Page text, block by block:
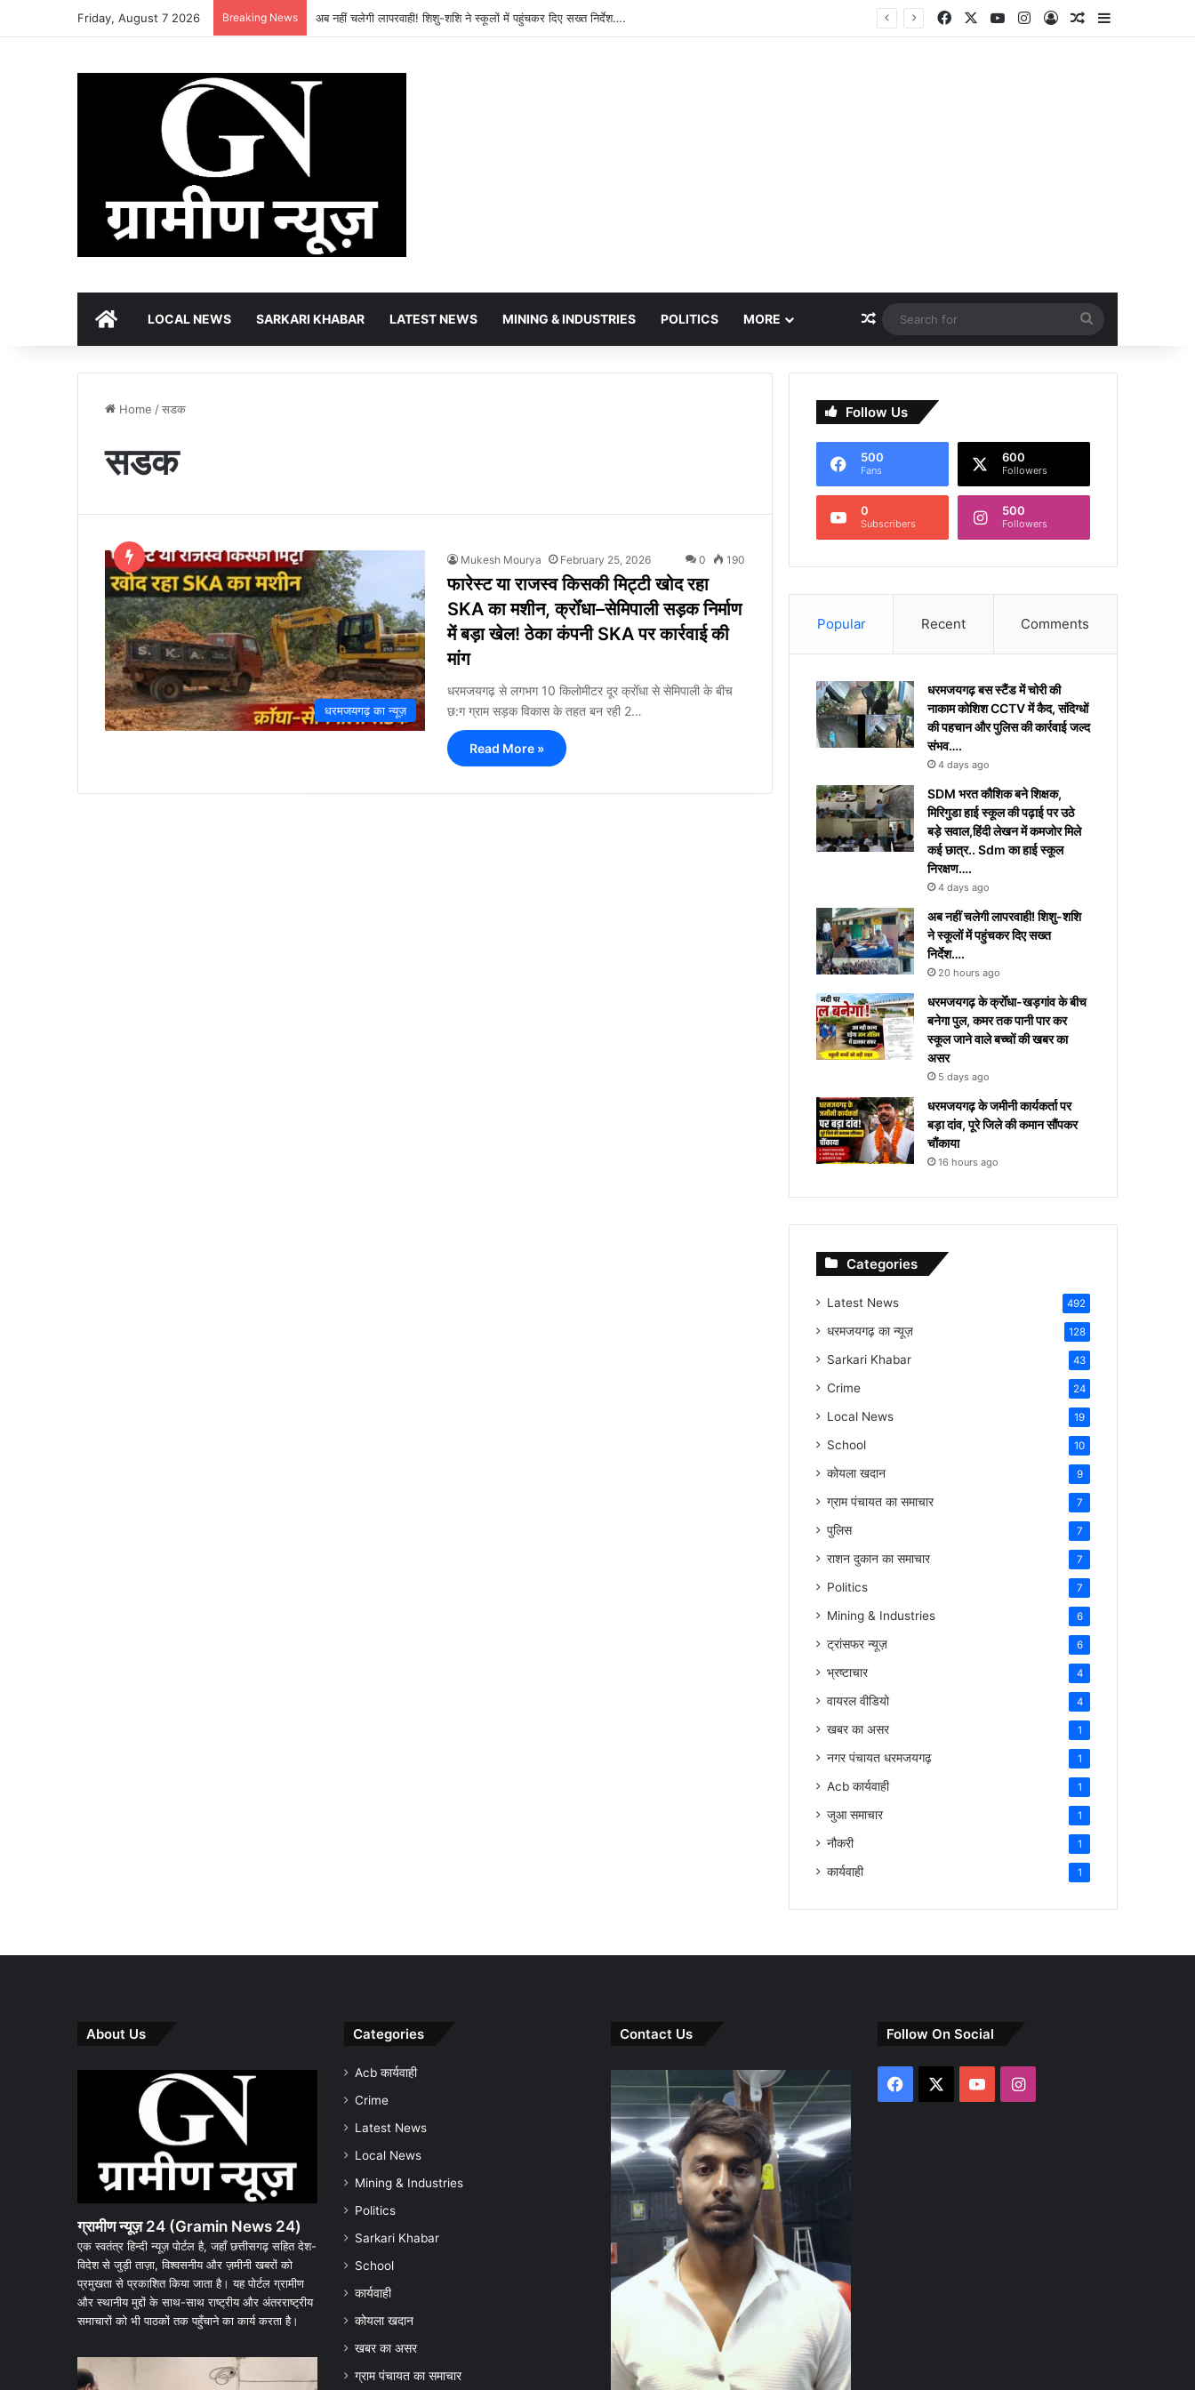
Friday, August 7 2026 Breaking News अब नहीं चलेगी लापरवाही! शिशु-शशि ने स्कूलों में पहुंचकर दिए सख्त निर्देश…. FacebookYouTubeInstagram
Log InRandom Article
Sidebar
HOMELOCAL NEWS SARKARI KHABAR LATEST NEWS MINING & INDUSTRIES POLITICS MORE Random Article
for
Home /सडक
सडक
धरमजयगढ़ का न्यूज़
Mukesh Mourya February 25, 2026 0 190
फारेस्ट या राजस्व किसकी मिट्टी खोद रहा
SKA का मशीन, क्रोँधा–सेमिपाली सड़क निर्माण
में बड़ा खेल! ठेका कंपनी SKA पर कार्रवाई की
मांग
धरमजयगढ़ से लगभग 10 किलोमीटर दूर क्रोँधा से सेमिपाली के बीच
छ:ग ग्राम सड़क विकास के तहत बन रही 2…
Read More »
Follow Us
500
Fans
600
Followers
0
Subscribers
500
Followers
Popular Recent Comments
धरमजयगढ़ बस स्टैंड में चोरी की
नाकाम कोशिश CCTV में कैद, संदिग्धों
की पहचान और पुलिस की कार्रवाई जल्द
संभव….
4 days ago
​SDM भरत कौशिक बने शिक्षक,
मिरिगुडा हाई स्कूल की पढ़ाई पर उठे
बड़े सवाल,हिंदी लेखन में कमजोर मिले
कई छात्र.. Sdm का हाई स्कूल
निरक्षण….
4 days ago
अब नहीं चलेगी लापरवाही! शिशु-शशि
ने स्कूलों में पहुंचकर दिए सख्त
निर्देश….
20 hours ago
धरमजयगढ़ के क्रोँधा-खड़गांव ​के बीच
बनेगा पुल, कमर तक पानी पार कर
स्कूल जाने वाले बच्चों की खबर का
असर​
5 days ago
धरमजयगढ़ के जमीनी कार्यकर्ता पर
बड़ा दांव, पूरे जिले की कमान सौंपकर
चौंकाया
16 hours ago
Categories
Latest News 492
धरमजयगढ़ का न्यूज़ 128
Sarkari Khabar 43
Crime 24
Local News 19
School 10
कोयला खदान 9
ग्राम पंचायत का समाचार 7
पुलिस 7
राशन दुकान का समाचार 7
Politics 7
Mining & Industries 6
ट्रांसफर न्यूज़ 6
भ्रष्टाचार 4
वायरल वीडियो 4
खबर का असर 1
नगर पंचायत धरमजयगढ़ 1
Acb कार्यवाही 1
जुआ समाचार 1
नौकरी 1
कार्यवाही 1
About Us
ग्रामीण न्यूज़ 24 (Gramin News 24)
एक स्वतंत्र हिन्दी न्यूज़ पोर्टल है, जहाँ छत्तीसगढ़ सहित देश-
विदेश से जुड़ी ताज़ा, विश्वसनीय और ज़मीनी खबरों को
प्रमुखता से प्रकाशित किया जाता है। यह पोर्टल ग्रामीण
और स्थानीय मुद्दों के साथ-साथ राष्ट्रीय और अंतरराष्ट्रीय
समाचारों को भी पाठकों तक पहुँचाने का कार्य करता है।
धरमजयगढ़
के
के
Categories
Acb कार्यवाही
Crime
Latest News
Local News
Mining & Industries
Politics
Sarkari Khabar
School
कार्यवाही
कोयला खदान
खबर का असर
ग्राम पंचायत का समाचार
Contact Us Follow On Social
Facebook YouTubeInstagram